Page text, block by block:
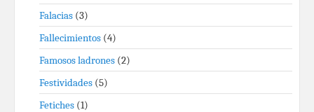
Falacias (3)
Fallecimientos (4)
Famosos ladrones (2)
Festividades (5)
Fetiches (1)